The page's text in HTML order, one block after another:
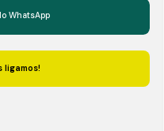
WhatsApp
ligamos!